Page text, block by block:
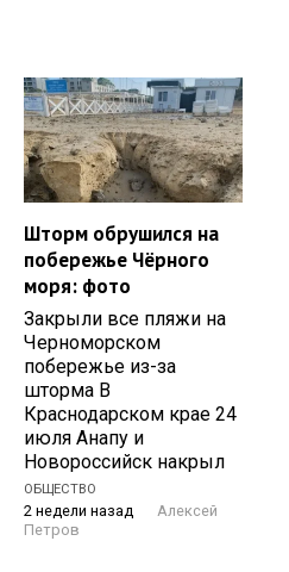
Шторм обрушился на
побережье Чёрного
моря: фото
Закрыли все пляжи на
Черноморском
побережье из-за
шторма В
Краснодарском крае 24
июля Анапу и
Новороссийск накрыл
ОБЩЕСТВО
2 недели назад
Алексей
Петров